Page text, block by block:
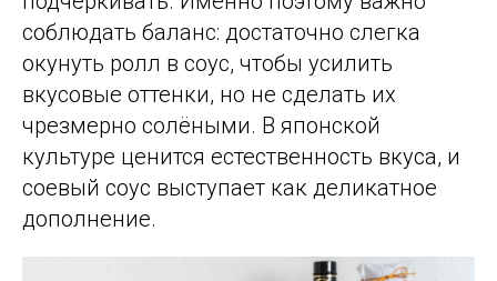
соблюдать баланс: достаточно слегка
окунуть ролл в соус, чтобы усилить
вкусовые оттенки, но не сделать их
чрезмерно солёными. В японской
культуре ценится естественность вкуса, и
соевый соус выступает как деликатное
дополнение.